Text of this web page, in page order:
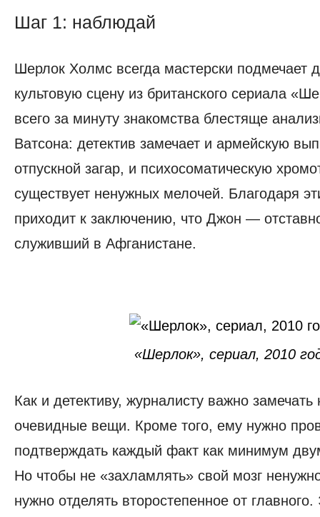
Шаг 1: наблюдай
наблюдай
Шерлок Холмс всегда мастерски подмечает
культовую сцену из британского сериала
всего за минуту знакомства блестяще
Ватсона: детектив замечает и армейскую
отпускной загар, и психосоматическую
существует ненужных мелочей. Благодаря
приходит к заключению, что Джон —
служивший в Афганистане.
«Шерлок», сериал, 2010
Как и детективу, журналисту важно
очевидные вещи. Кроме того, ему нужно
подтверждать каждый факт как минимум
Но чтобы не «захламлять» свой мозг
нужно отделять второстепенное от